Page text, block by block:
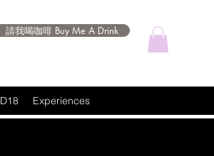
請我喝咖啡 Buy Me A Drink
Experiences